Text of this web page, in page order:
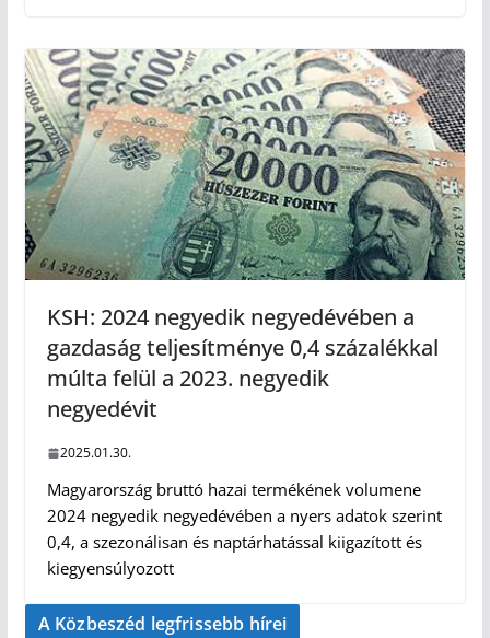
KSH: 2024 negyedik negyedévében a
gazdaság teljesítménye 0,4 százalékkal
múlta felül a 2023. negyedik
negyedévit
2025.01.30.
Magyarország bruttó hazai termékének volumene
2024 negyedik negyedévében a nyers adatok szerint
0,4, a szezonálisan és naptárhatással kiigazított és
kiegyensúlyozott
A Közbeszéd legfrissebb hírei